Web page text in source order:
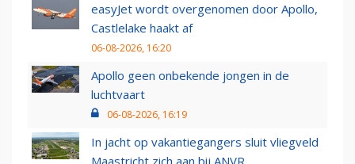
easyJet wordt overgenomen door Apollo,
Castlelake haakt af
06-08-2026, 16:20
Apollo geen onbekende jongen in de
luchtvaart
06-08-2026, 16:19
In jacht op vakantiegangers sluit vliegveld